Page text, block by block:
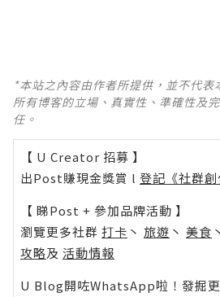
*本站之內容由作者所提供，並不代
所有博客的立場、真實性、準確性及
任。
【 U Creator 招募 】
出Post賺現金獎賞 l 登記《社群創
【 睇Post + 參加品牌活動 】
瀏覽更多社群 打卡 丶 旅遊 丶 美食 丶
攻略及 活動情報
U Blog開咗WhatsApp啦！發掘更